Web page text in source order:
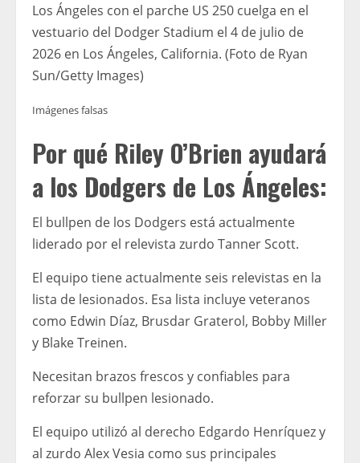
Los Ángeles con el parche US 250 cuelga en el
vestuario del Dodger Stadium el 4 de julio de
2026 en Los Ángeles, California. (Foto de Ryan
Sun/Getty Images)
Imágenes falsas
Por qué Riley O’Brien ayudará
a los Dodgers de Los Ángeles:
El bullpen de los Dodgers está actualmente
liderado por el relevista zurdo Tanner Scott.
El equipo tiene actualmente seis relevistas en la
lista de lesionados. Esa lista incluye veteranos
como Edwin Díaz, Brusdar Graterol, Bobby Miller
y Blake Treinen.
Necesitan brazos frescos y confiables para
reforzar su bullpen lesionado.
El equipo utilizó al derecho Edgardo Henríquez y
al zurdo Alex Vesia como sus principales